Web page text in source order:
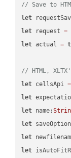
// Save to
let
let request =
let actual =
// HTML,
let cellsApi =
let
let name:
let
let
let